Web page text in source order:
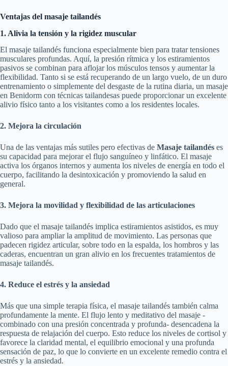
Ventajas del masaje tailandés
1. Alivia la tensión y la rigidez muscular
El masaje tailandés funciona especialmente bien para tratar tensiones
musculares profundas. Aquí, la presión rítmica y los estiramientos
pasivos se combinan para aflojar los músculos tensos y aumentar la
flexibilidad. Tanto si se está recuperando de un largo vuelo, de un duro
entrenamiento o simplemente del desgaste de la rutina diaria, un masaje
en Benidorm con técnicas tailandesas puede proporcionar un excelente
alivio físico tanto a los visitantes como a los residentes locales.
2. Mejora la circulación
Una de las ventajas más sutiles pero efectivas de Masaje tailandés es
su capacidad para mejorar el flujo sanguíneo y linfático. El masaje
activa los órganos internos y aumenta los niveles de energía en todo el
cuerpo, facilitando la desintoxicación y promoviendo la salud en
general.
3. Mejora la movilidad y flexibilidad de las articulaciones
Dado que el masaje tailandés implica estiramientos asistidos, es muy
valioso para ampliar la amplitud de movimiento. Las personas que
padecen rigidez articular, sobre todo en la espalda, los hombros y las
caderas, encuentran un gran alivio en los frecuentes tratamientos de
masaje tailandés.
4. Reduce el estrés y la ansiedad
Más que una simple terapia física, el masaje tailandés también calma
profundamente la mente. El flujo lento y meditativo del masaje -
combinado con una presión concentrada y profunda- desencadena la
respuesta de relajación del cuerpo. Esto reduce los niveles de cortisol y
favorece la claridad mental, el equilibrio emocional y una profunda
sensación de paz, lo que lo convierte en un excelente remedio contra el
estrés y la ansiedad.